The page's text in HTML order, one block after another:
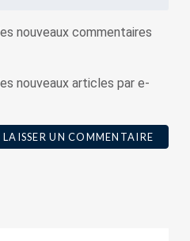
nouveaux commentaires
nouveaux articles par e-